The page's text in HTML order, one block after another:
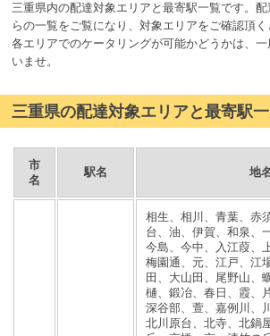
三重県内の配達対象エリアと最寄駅一覧です。
らの一覧をご覧になり、対象エリアをご確認頂く
各エリアでのケータリングが可能かどうかは、
いませ。
三重県の配達対象エリアと最寄駅
市
名
駅名 地
相生、相川、青葉、赤
台、油、伊賀、和泉、
今島、今中、入江葭、
梅園通、元、江戸、江
田、大山田、尾野山、
樋、鍛冶、春日、霞、
深谷部、萱、嘉例川、
北川原台、北寺、北鍋